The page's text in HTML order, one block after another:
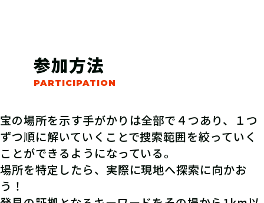
参加方法
宝の場所を示す手がかりは全部で４つあり、１つ
ずつ順に解いていくことで捜索範囲を絞っていく
ことができるようになっている。
場所を特定したら、実際に現地へ探索に向かお
う！